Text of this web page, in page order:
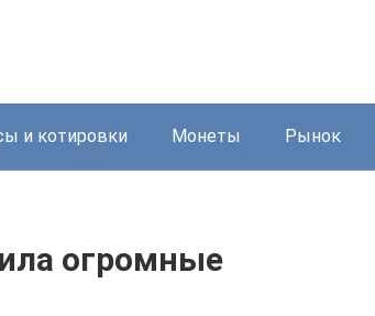
и котировки Монеты Рынок
огромные